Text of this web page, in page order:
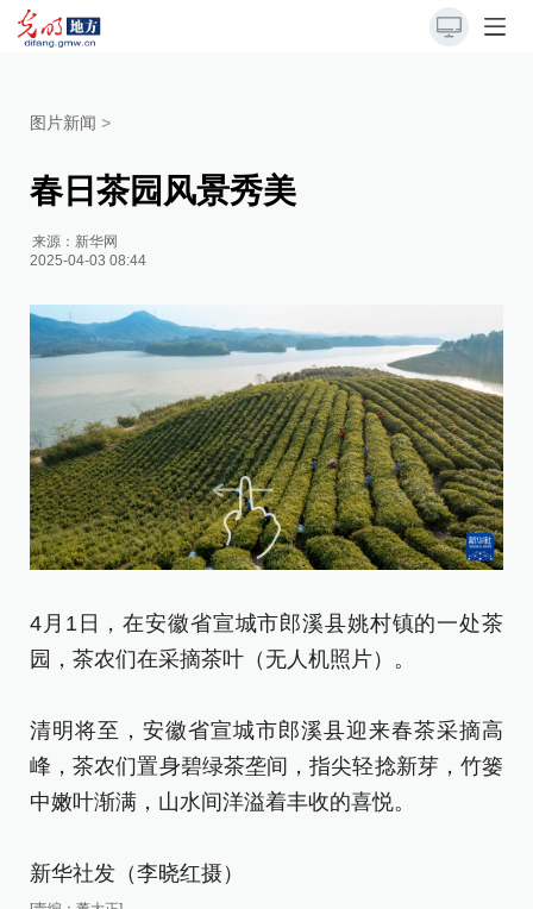
图片新闻 >
春日茶园风景秀美
来源： 新华网
2025-04-03 08:44
4月1日，在安徽省宣城市郎溪县姚村镇的一处茶
园，茶农们在采摘茶叶（无人机照片）。
清明将至，安徽省宣城市郎溪县迎来春茶采摘高
峰，茶农们置身碧绿茶垄间，指尖轻捻新芽，竹篓
中嫩叶渐满，山水间洋溢着丰收的喜悦。
新华社发（李晓红摄）